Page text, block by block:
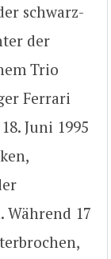
schwarz-
der
Trio
Ferrari
Juni 1995
Während 17